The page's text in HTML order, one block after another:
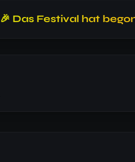
🎉 Das Festival hat